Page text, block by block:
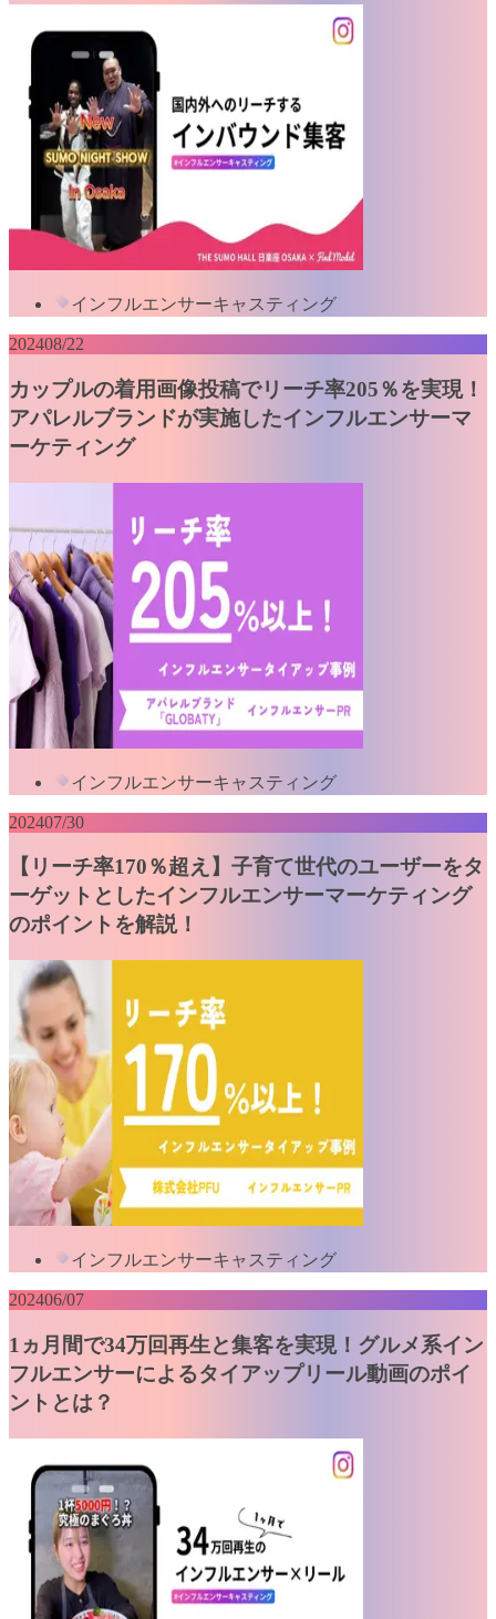
インフルエンサーキャスティング
202408/22
カップルの着用画像投稿でリーチ率205％を実現！
アパレルブランドが実施したインフルエンサーマ
ーケティング
インフルエンサーキャスティング
202407/30
【リーチ率170％超え】子育て世代のユーザーをタ
ーゲットとしたインフルエンサーマーケティング
のポイントを解説！
インフルエンサーキャスティング
202406/07
1ヵ月間で34万回再生と集客を実現！グルメ系イン
フルエンサーによるタイアップリール動画のポイ
ントとは？